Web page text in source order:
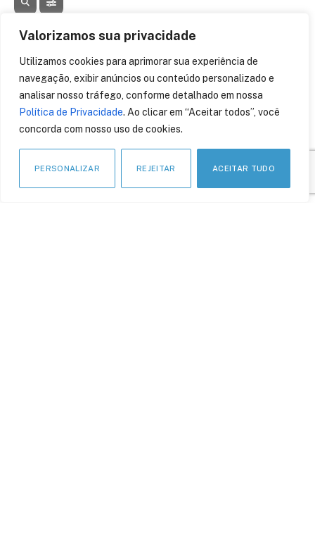
Valorizamos sua privacidade
Utilizamos cookies para aprimorar sua experiência de
navegação, exibir anúncios ou conteúdo personalizado e
analisar nosso tráfego, conforme detalhado em nossa
Política de Privacidade. Ao clicar em “Aceitar todos”, você
concorda com nosso uso de cookies.
PERSONALIZAR REJEITAR ACEITAR TUDO
AGOSTO, 2026
05
AGO
06CONTA AZUL CON 26
12 13
24 26